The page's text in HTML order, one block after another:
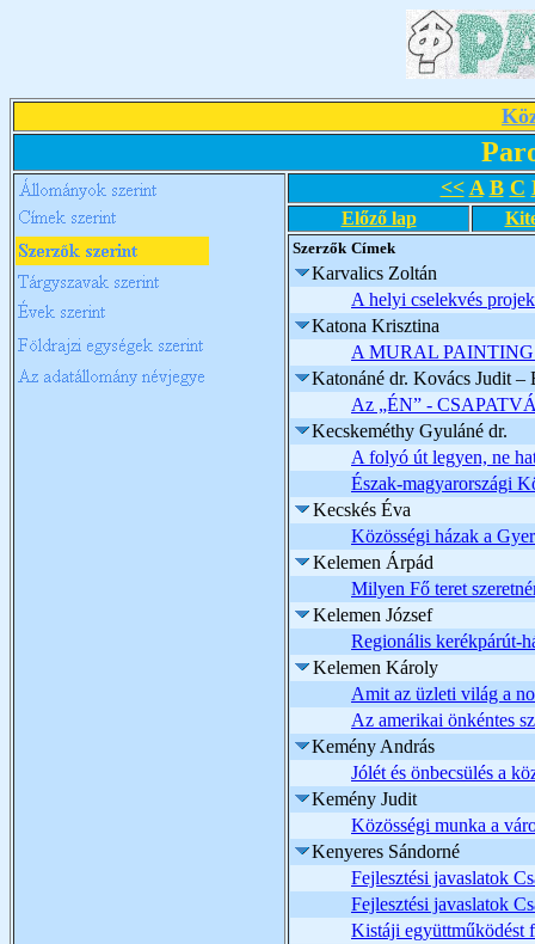
<< A B C
Előző lap
Szerzők Címek
Karvalics Zoltán
A helyi cselekvés
Katona Krisztina
A MURAL
Katonáné dr. Kovács Judit –
Az „ÉN” -
Kecskeméthy Gyuláné dr.
A folyó út legyen, ne
Észak-magyarországi
Kecskés Éva
Közösségi házak a
Kelemen Árpád
Milyen Fő teret
Kelemen József
Regionális kerékpárút-
Kelemen Károly
Amit az üzleti világ a
Az amerikai önkéntes
Kemény András
Jólét és önbecsülés a
Kemény Judit
Közösségi munka a
Kenyeres Sándorné
Fejlesztési javaslatok
Fejlesztési javaslatok
Kistáji együttműködést